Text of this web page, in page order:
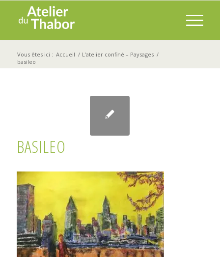
Vous êtes ici : Accueil / L’atelier confiné – Paysages /
basileo
BASILEO